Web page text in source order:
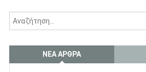
ΝΈΑ ΆΡΘΡΑ